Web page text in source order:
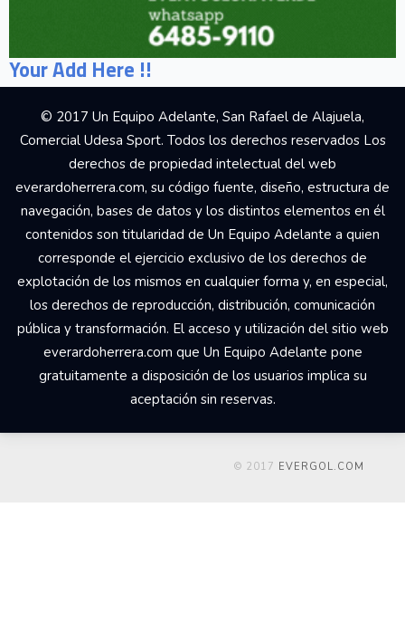
Your Add Here !!
© 2017 Un Equipo Adelante, San Rafael de Alajuela,
Comercial Udesa Sport. Todos los derechos reservados Los
derechos de propiedad intelectual del web
everardoherrera.com, su código fuente, diseño, estructura de
navegación, bases de datos y los distintos elementos en él
contenidos son titularidad de Un Equipo Adelante a quien
corresponde el ejercicio exclusivo de los derechos de
explotación de los mismos en cualquier forma y, en especial,
los derechos de reproducción, distribución, comunicación
pública y transformación. El acceso y utilización del sitio web
everardoherrera.com que Un Equipo Adelante pone
gratuitamente a disposición de los usuarios implica su
aceptación sin reservas.
© 2017 EVERGOL.COM